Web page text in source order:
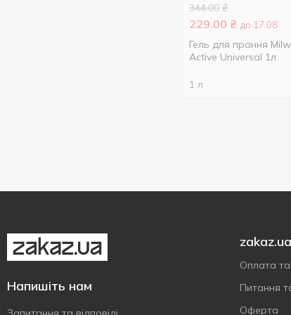
3305 мл 3
3750 мл
4000 мл
344.00 ₴
229.00 ₴ до 17.08
Гель для прання
Active Universal 1л
1 л
Напишіть нам
zakaz.ua
Оплата
Питання
Оферта